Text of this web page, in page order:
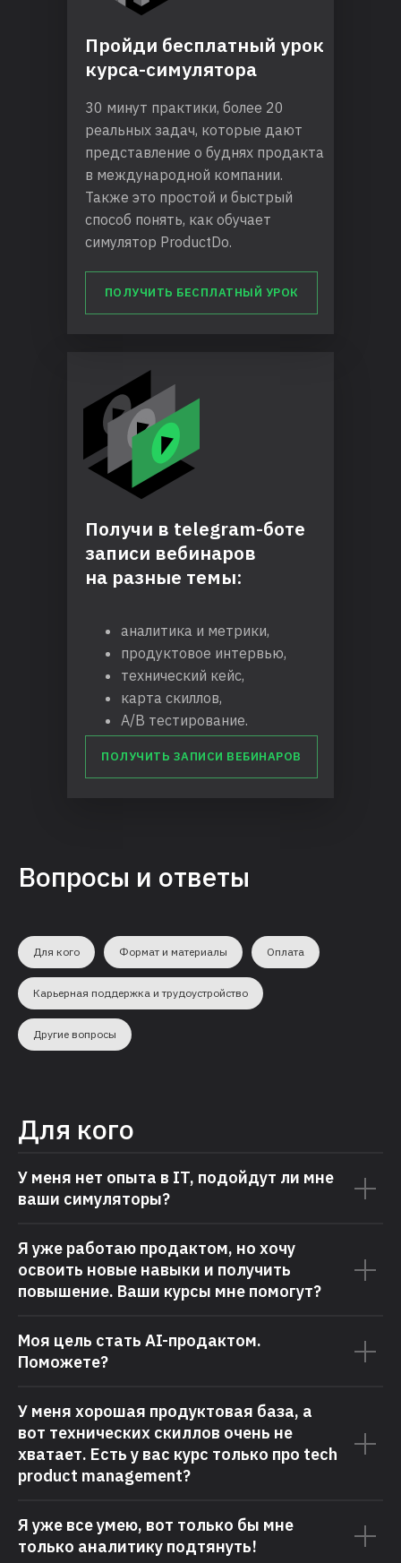
Пройди бесплатный урок
курса-симулятора
Получи в telegram-боте
записи вебинаров
на разные темы:
аналитика и метрики,
продуктовое интервью,
технический кейс,
карта скиллов,
A/B тестирование.
30 минут практики, более 20
реальных задач, которые дают
представление о буднях продакта
в международной компании.
Также это простой и быстрый
способ понять, как обучает
симулятор ProductDo.
ПОЛУЧИТЬ ЗАПИСИ ВЕБИНАРОВ
ПОЛУЧИТЬ БЕСПЛАТНЫЙ УРОК
Вопросы и ответы
Для кого Формат и материалы Оплата
Карьерная поддержка и трудоустройство
Другие вопросы
Для кого
У меня нет опыта в IT, подойдут ли мне
ваши симуляторы?
Я уже работаю продактом, но хочу
освоить новые навыки и получить
повышение. Ваши курсы мне помогут?
Моя цель стать AI-продактом.
Поможете?
У меня хорошая продуктовая база, а
вот технических скиллов очень не
хватает. Есть у вас курс только про tech
product management?
Я уже все умею, вот только бы мне
только аналитику подтянуть!